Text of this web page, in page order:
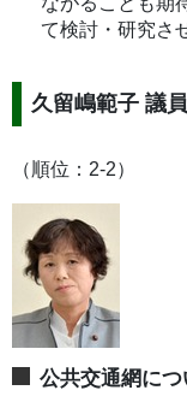
て検討・研究さ
久留嶋範子 議
（順位：2-2）
公共交通網につ